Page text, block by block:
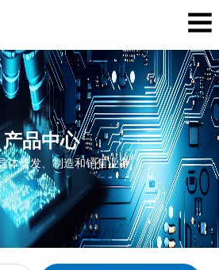
产品中心
体研发、制造和销售业务